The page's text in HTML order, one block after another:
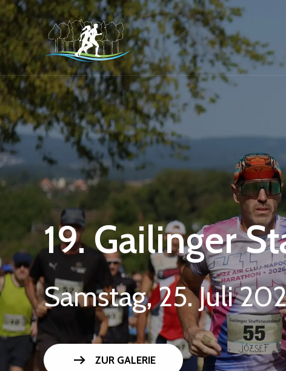
19. Gailinger
Samstag, 25. Juli
arrow_right_alt ZUR GALERIE